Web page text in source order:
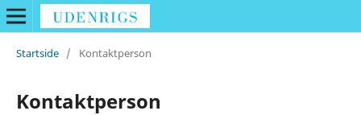
Startside / Kontaktperson
Kontaktperson